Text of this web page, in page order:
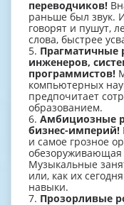
переводчиков!
раньше был
говорят и пушут,
слова, быстрее
5. Прагматичные
инженеров,
программистов!
компьютерных
предпочитает
образованием.
6. Амбициозные
бизнес-империй!
и самое грозное
обезоруживающая
Музыкальные
или, как их
навыки.
7. Прозорливые